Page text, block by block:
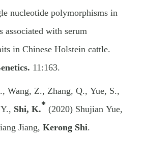
nucleotide polymorphisms in
associated with serum
in Chinese Holstein cattle.
11:163.
, Wang, Z., Zhang, Q., Yue, S.,
Shi, K.* (2020) ShujianYue,
Jiang, KerongShi.